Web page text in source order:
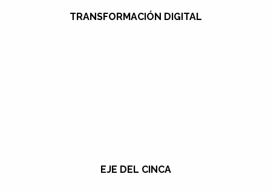
TRANSFORMACIÓN DIGITAL
EJE DEL CINCA